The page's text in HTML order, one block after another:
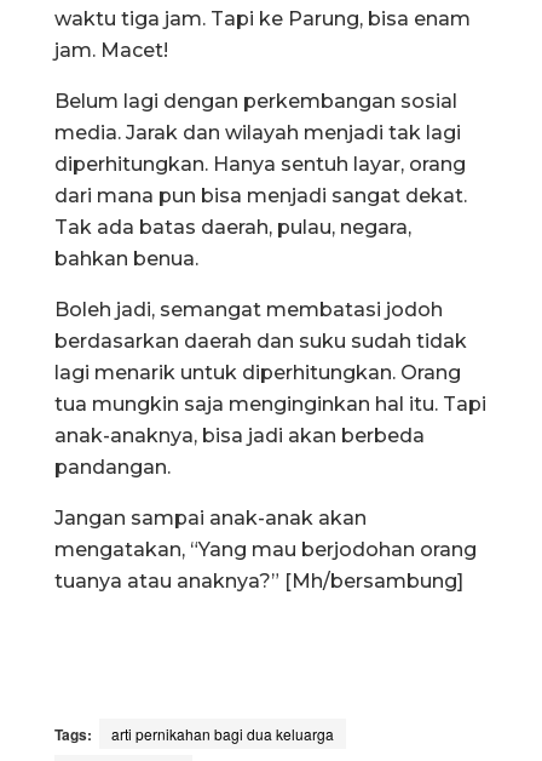
waktu tiga jam. Tapi ke Parung, bisa enam
jam. Macet!
Belum lagi dengan perkembangan sosial
media. Jarak dan wilayah menjadi tak lagi
diperhitungkan. Hanya sentuh layar, orang
dari mana pun bisa menjadi sangat dekat.
Tak ada batas daerah, pulau, negara,
bahkan benua.
Boleh jadi, semangat membatasi jodoh
berdasarkan daerah dan suku sudah tidak
lagi menarik untuk diperhitungkan. Orang
tua mungkin saja menginginkan hal itu. Tapi
anak-anaknya, bisa jadi akan berbeda
pandangan.
Jangan sampai anak-anak akan
mengatakan, “Yang mau berjodohan orang
tuanya atau anaknya?” [Mh/bersambung]
Tags:
arti pernikahan bagi dua keluarga